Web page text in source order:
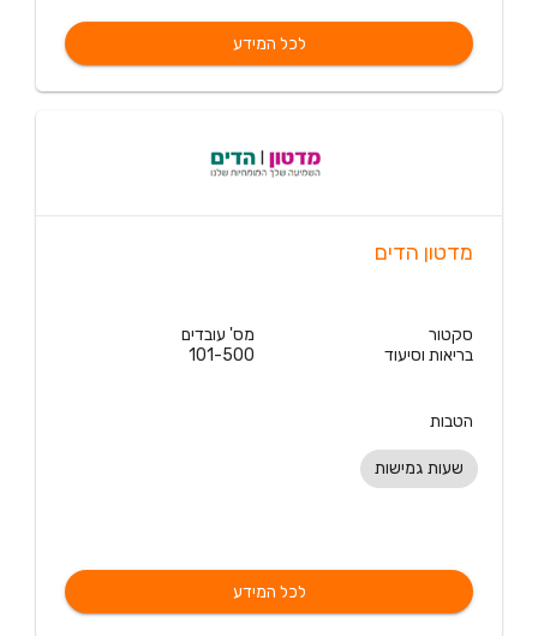
לכל המידע
מדטון הדים
סקטור
בריאות וסיעוד
מס' עובדים
101-500
הטבות
שעות גמישות
לכל המידע